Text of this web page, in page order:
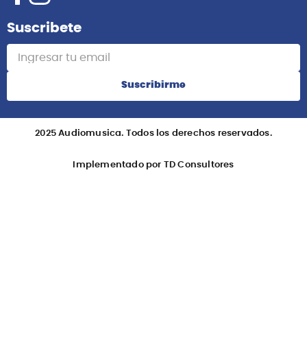
Suscribete
Suscribirme
2025 Audiomusica. Todos los derechos reservados.
Implementado por TD Consultores